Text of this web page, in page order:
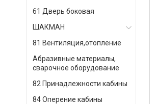
61 Дверь боковая
ШАКМАН
81 Вентиляция,отопление
Абразивные материалы,
сварочное оборудование
82 Принадлежности кабины
84 Оперение кабины